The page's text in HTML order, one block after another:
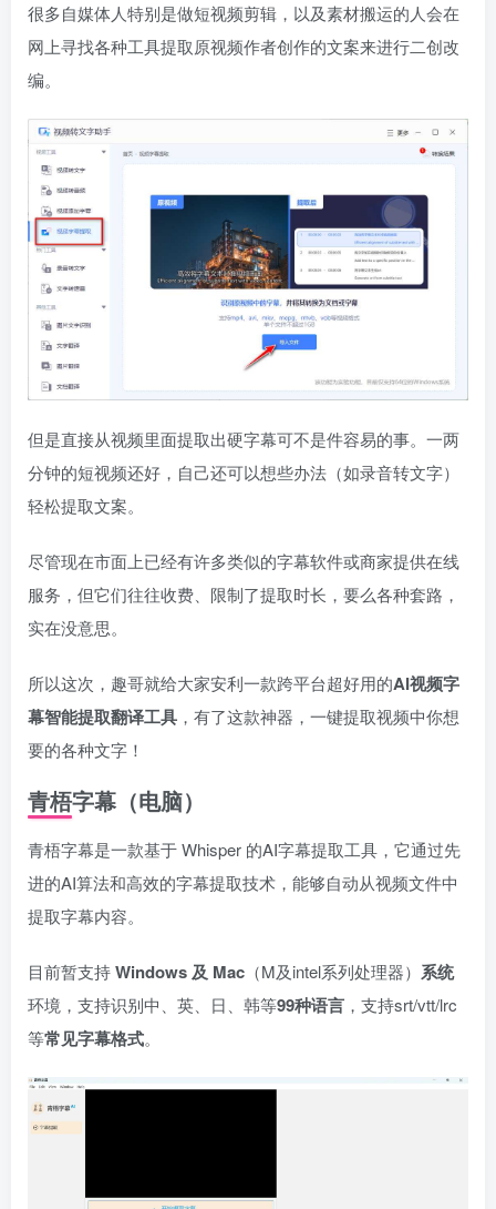
很多自媒体人特别是做短视频剪辑，以及素材搬运的人会在
网上寻找各种工具提取原视频作者创作的文案来进行二创改
编。
但是直接从视频里面提取出硬字幕可不是件容易的事。一两
分钟的短视频还好，自己还可以想些办法（如录音转文字）
轻松提取文案。
尽管现在市面上已经有许多类似的字幕软件或商家提供在线
服务，但它们往往收费、限制了提取时长，要么各种套路，
实在没意思。
所以这次，趣哥就给大家安利一款跨平台超好用的AI视频字
幕智能提取翻译工具 ，有了这款神器，一键提取视频中你想
要的各种文字！
青梧字幕（电脑）
青梧字幕是一款基于 Whisper 的AI字幕提取工具，它通过先
进的AI算法和高效的字幕提取技术，能够自动从视频文件中
提取字幕内容。
目前暂支持Windows 及 Mac （M及intel系列处理器） 系统
环境，支持识别中、英、日、韩等99种语言 ，支持srt/vtt/lrc
等常见字幕格式。